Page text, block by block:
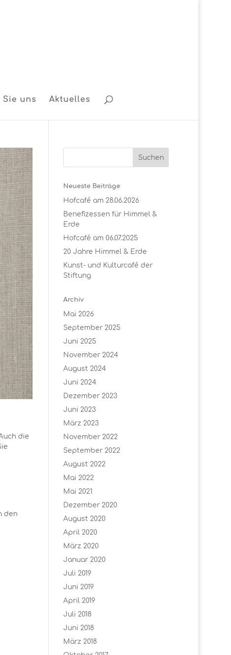
uns Aktuelles
die
den
Neueste Beiträge
Hofcafé am 28.06.2026
Benefizessen für Himmel &
Erde
Hofcafé am 06.07.2025
20 Jahre Himmel & Erde
Kunst- und Kulturcafé der
Stiftung
Archiv
Mai 2026
September 2025
Juni 2025
November 2024
August 2024
Juni 2024
Dezember 2023
Juni 2023
März 2023
November 2022
September 2022
August 2022
Mai 2022
Mai 2021
Dezember 2020
August 2020
April 2020
März 2020
Januar 2020
Juli 2019
Juni 2019
April 2019
Juli 2018
Juni 2018
März 2018